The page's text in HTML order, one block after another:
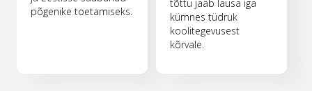
põgenike toetamiseks.
tõttu jääb lausa iga
kümnes tüdruk
koolitegevusest
kõrvale.